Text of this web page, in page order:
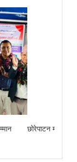
छोरेपाटन मा.